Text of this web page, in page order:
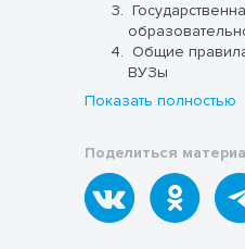
Общие
ВУЗы
Показать полностью
Поделиться